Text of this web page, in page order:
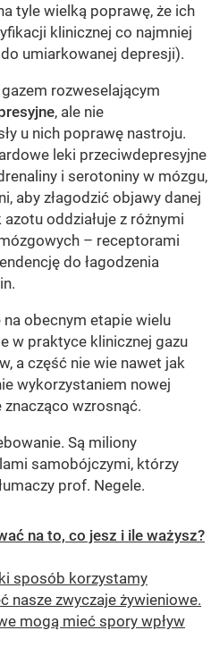
tyle wielką poprawę, że ich
klinicznej co najmniej
umiarkowanej depresji).
rozweselającym
, ale nie
u nich poprawę nastroju.
leki przeciwdepresyjne
i serotoniny w mózgu,
aby złagodzić objawy danej
oddziałuje z różnymi
– receptorami
do łagodzenia
obecnym etapie wielu
w praktyce klinicznej gazu
a część nie wie nawet jak
wykorzystaniem nowej
wzrosnąć.
Są miliony
samobójczymi, którzy
prof. Negele.
na to, co jesz i ile ważysz?
sposób korzystamy
nasze zwyczaje żywieniowe.
mogą mieć spory wpływ